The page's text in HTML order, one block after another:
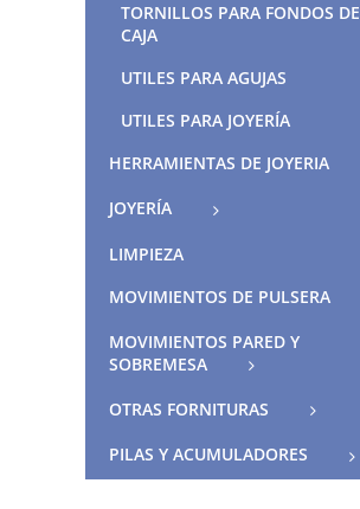
TORNILLOS PARA FONDOS DE
CAJA
UTILES PARA AGUJAS
UTILES PARA JOYERÍA
HERRAMIENTAS DE JOYERIA
JOYERÍA
LIMPIEZA
MOVIMIENTOS DE PULSERA
MOVIMIENTOS PARED Y
SOBREMESA
OTRAS FORNITURAS
PILAS Y ACUMULADORES